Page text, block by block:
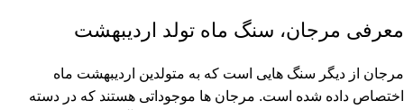
معرفی مرجان، سنگ ماه تولد اردیبهشت
مرجان از دیگر سنگ هایی است که به متولدین اردیبهشت ماه
اختصاص داده شده است. مرجان ها موجوداتی هستند که در دسته